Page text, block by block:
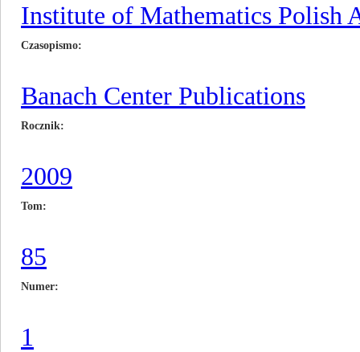
Institute of Mathematics Polish
Czasopismo
Banach Center Publications
Rocznik
2009
Tom
85
Numer
1